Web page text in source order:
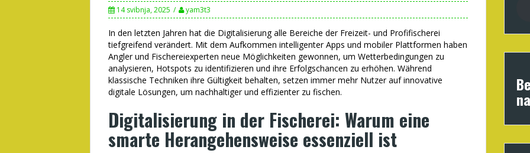
14 svibnja, 2025 yam3t3
In den letzten Jahren hat die Digitalisierung alle Bereiche der Freizeit- und Profifischerei
tiefgreifend verändert. Mit dem Aufkommen intelligenter Apps und mobiler Plattformen haben
Angler und Fischereiexperten neue Möglichkeiten gewonnen, um Wetterbedingungen zu
analysieren, Hotspots zu identifizieren und ihre Erfolgschancen zu erhöhen. Während
klassische Techniken ihre Gültigkeit behalten, setzen immer mehr Nutzer auf innovative
digitale Lösungen, um nachhaltiger und effizienter zu fischen.
Digitalisierung in der Fischerei: Warum eine
smarte Herangehensweise essenziell ist